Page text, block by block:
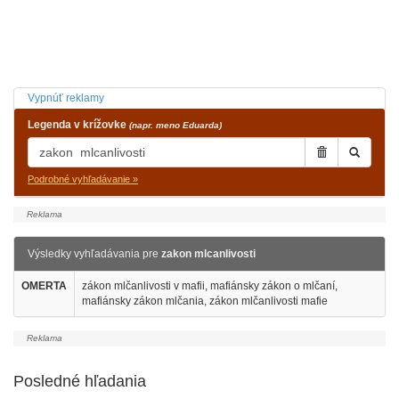
Vypnúť reklamy
Legenda v krížovke (napr. meno Eduarda)
Podrobné vyhľadávanie »
Výsledky vyhľadávania pre zakon mlcanlivosti
OMERTA
zákon mlčanlivosti v mafii, mafiánsky zákon o mlčaní,
mafiánsky zákon mlčania, zákon mlčanlivosti mafie
Posledné hľadania